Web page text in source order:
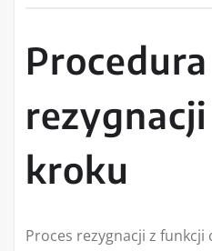
Procedura
kroku
Proces rezygnacji z funkcji